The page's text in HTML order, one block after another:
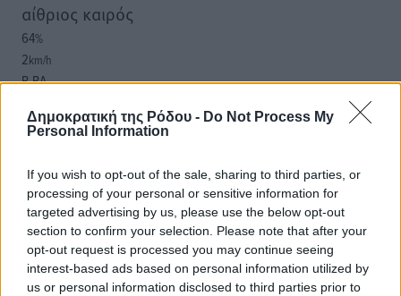
Δημοκρατική της Ρόδου - Do Not Process My
Personal Information
If you wish to opt-out of the sale, sharing to third parties, or
processing of your personal or sensitive information for
targeted advertising by us, please use the below opt-out
section to confirm your selection. Please note that after your
opt-out request is processed you may continue seeing
interest-based ads based on personal information utilized by
us or personal information disclosed to third parties prior to
αίθριος καιρός
64%
2km/h
Β-ΒΔ
06:19
πρόγνωση:
32°
ΔΕ
30°
ΤΡ
28°